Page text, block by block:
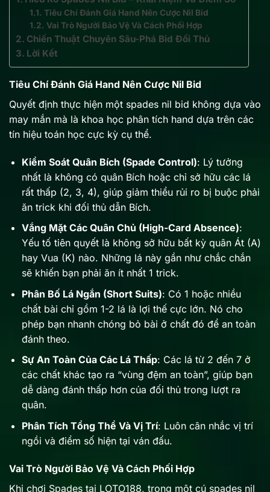
Tiêu Chí Đánh Giá Hand Nên Cược Nil Bid
Vai Trò Người Bảo Vệ Và Cách Phối Hợp
Chiến Thuật Chuyên Sâu-Phá Bid Đối Thủ
Lời Kết
Tiêu Chí Đánh Giá Hand Nên Cược Nil Bid
Quyết định thực hiện một spades nil bid không dựa vào
may mắn mà là khoa học phân tích hand dựa trên các
tín hiệu toán học cực kỳ cụ thể.
Kiểm Soát Quân Bích (Spade Control): Lý tưởng
nhất là không có quân Bích hoặc chỉ sở hữu các lá
rất thấp (2, 3, 4), giúp giảm thiểu rủi ro bị buộc phải
ăn trick khi đối thủ dẫn Bích.
Vắng Mặt Các Quân Chủ (High-Card Absence):
Yếu tố tiên quyết là không sở hữu bất kỳ quân Át (A)
hay Vua (K) nào. Những lá này gần như chắc chắn
sẽ khiến bạn phải ăn ít nhất 1 trick.
Phân Bố Lá Ngắn (Short Suits): Có 1 hoặc nhiều
chất bài chỉ gồm 1-2 lá là lợi thế cực lớn. Nó cho
phép bạn nhanh chóng bỏ bài ở chất đó để an toàn
đánh theo.
Sự An Toàn Của Các Lá Thấp: Các lá từ 2 đến 7 ở
các chất khác tạo ra “vùng đệm an toàn”, giúp bạn
dễ dàng đánh thấp hơn của đối thủ trong lượt ra
quân.
Phân Tích Tổng Thể Và Vị Trí: Luôn cân nhắc vị trí
ngồi và điểm số hiện tại ván đấu.
Vai Trò Người Bảo Vệ Và Cách Phối Hợp
Khi chơi Spades tại LOTO188, trong một cú spades nil